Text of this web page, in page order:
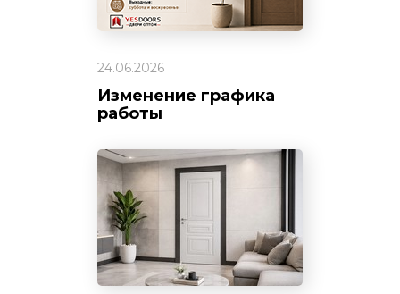
24.06.2026
Изменение графика
работы